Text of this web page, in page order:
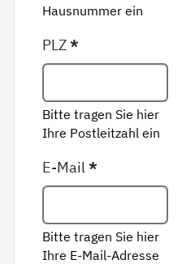
Hausnummer ein
PLZ*
Bitte tragen Sie hier
Ihre Postleitzahl ein
E-Mail*
Bitte tragen Sie hier
Ihre E-Mail-Adresse